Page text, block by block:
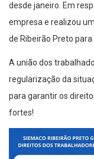
desde janeiro. Em
empresa e realizou
de Ribeirão Preto
A união dos
regularização da
para garantir os
fortes!